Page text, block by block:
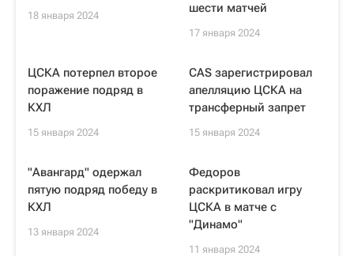
18 января 2024
шести матчей
17 января 2024
ЦСКА потерпел второе
поражение подряд в
КХЛ
15 января 2024
CAS зарегистрировал
апелляцию ЦСКА на
трансферный запрет
15 января 2024
"Авангард" одержал
пятую подряд победу в
КХЛ
13 января 2024
Федоров
раскритиковал игру
ЦСКА в матче с
"Динамо"
11 января 2024